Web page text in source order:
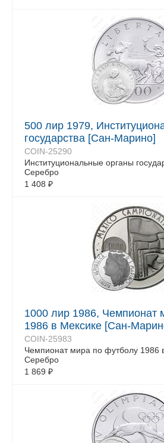
500 лир 1979,
государства [Сан-Марино]
COIN-25290
Институциональные органы
Серебро
1 408 ₽
1000 лир 1986, Чемпионат
1986 в Мексике [Сан-
COIN-25983
Чемпионат мира по футболу 1986
Серебро
1 869 ₽